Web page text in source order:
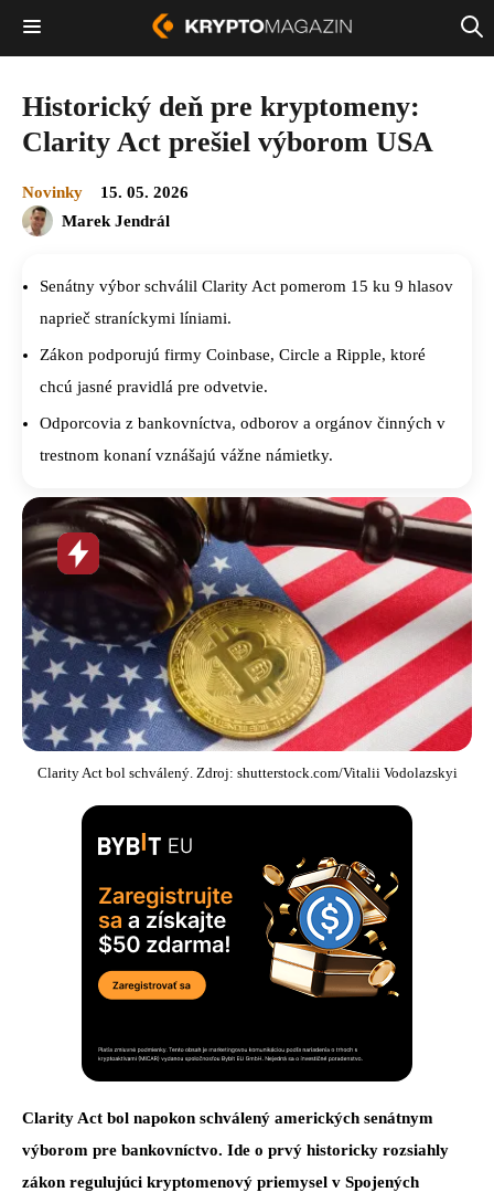
Historický deň pre kryptomeny:
Clarity Act prešiel výborom USA
Novinky
15. 05. 2026
Marek Jendrál
Senátny výbor schválil Clarity Act pomerom 15 ku 9 hlasov
naprieč straníckymi líniami.
Zákon podporujú firmy Coinbase, Circle a Ripple, ktoré
chcú jasné pravidlá pre odvetvie.
Odporcovia z bankovníctva, odborov a orgánov činných v
trestnom konaní vznášajú vážne námietky.
Horúca
novinka
Clarity Act bol schválený. Zdroj: shutterstock.com/Vitalii Vodolazskyi
Clarity Act bol napokon schválený amerických senátnym
výborom pre bankovníctvo. Ide o prvý historicky rozsiahly
zákon regulujúci kryptomenový priemysel v Spojených